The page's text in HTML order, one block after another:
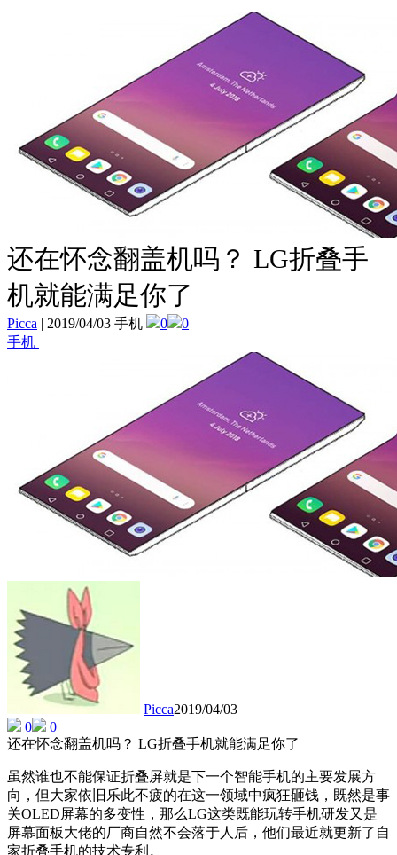
还在怀念翻盖机吗？ LG折叠手
机就能满足你了
Picca | 2019/04/03 手机 0
0
手机
Picca2019/04/03
0
0
还在怀念翻盖机吗？ LG折叠手机就能满足你了
虽然谁也不能保证折叠屏就是下一个智能手机的主要发展方
向，但大家依旧乐此不疲的在这一领域中疯狂砸钱，既然是事
关OLED屏幕的多变性，那么LG这类既能玩转手机研发又是
屏幕面板大佬的厂商自然不会落于人后，他们最近就更新了自
家折叠手机的技术专利。